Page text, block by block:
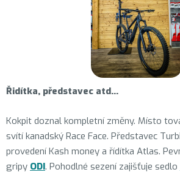
Řidítka, představec atd…
Kokpit doznal kompletní změny. Místo
svítí kanadský Race Face. Představec
provedení Kash money a řídítka Atlas.
gripy ODI. Pohodlné sezení zajišťuje sedlo